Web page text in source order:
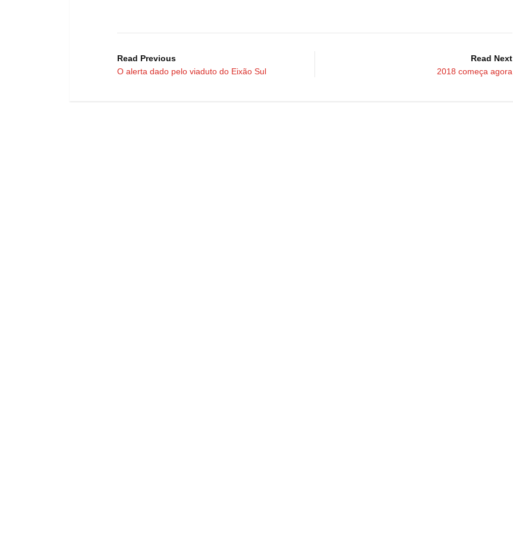
Read Previous
O alerta dado pelo viaduto do Eixão Sul
Read Next
2018 começa agora